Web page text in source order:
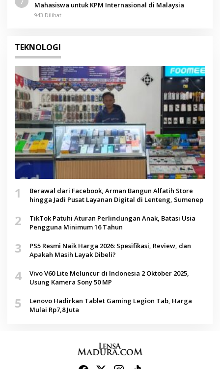
Mahasiswa untuk KPM Internasional di Malaysia
943 Dilihat
TEKNOLOGI
1
Berawal dari Facebook, Arman Bangun Alfatih Store
hingga Jadi Pusat Layanan Digital di Lenteng, Sumenep
2
TikTok Patuhi Aturan Perlindungan Anak, Batasi Usia
Pengguna Minimum 16 Tahun
3
PS5 Resmi Naik Harga 2026: Spesifikasi, Review, dan
Apakah Masih Layak Dibeli?
4
Vivo V60 Lite Meluncur di Indonesia 2 Oktober 2025,
Usung Kamera Sony 50 MP
5
Lenovo Hadirkan Tablet Gaming Legion Tab, Harga
Mulai Rp7,8 Juta